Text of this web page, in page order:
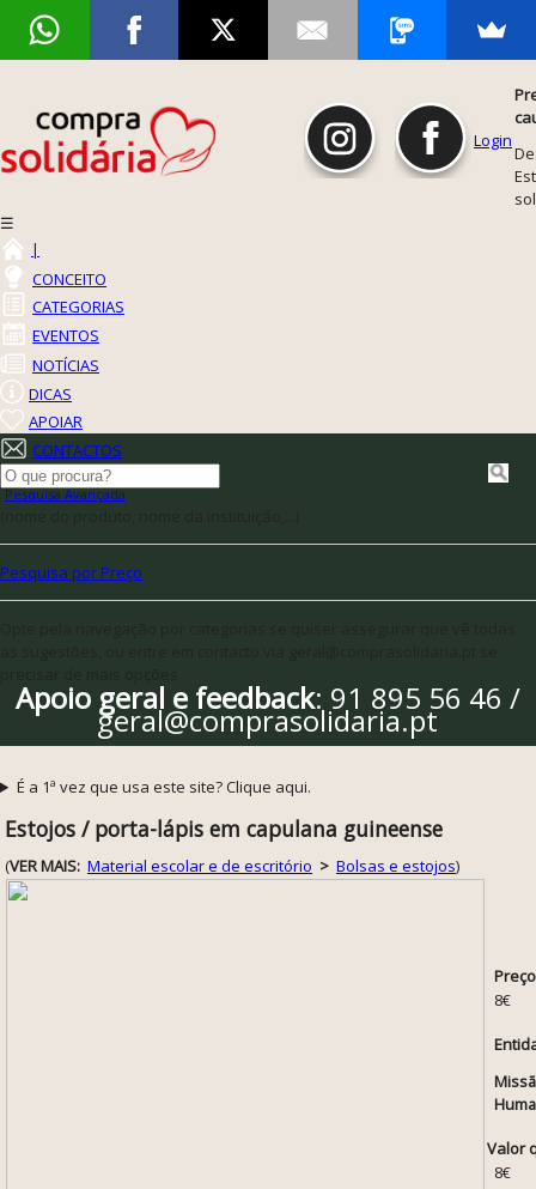
Login
☰
|
CONCEITO
CATEGORIAS
EVENTOS
NOTÍCIAS
DICAS
APOIAR
CONTACTOS
Pesquisa Avançada
Pesquisa por Preço
Apoio geral e feedback: 91 895 56 46 /
geral@comprasolidaria.pt
É a 1ª vez que usa este site? Clique aqui.
Estojos / porta-lápis em capulana guineense
(VER MAIS: Material escolar e de escritório > Bolsas e estojos)
8€
Valor
8€